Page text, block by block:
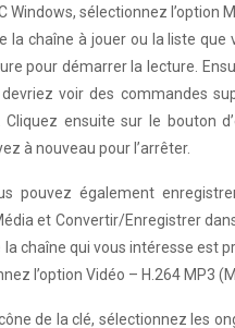
Windows, sélectionnez l’option
la chaîne à jouer ou la liste
pour démarrer la lecture.
voir des commandes
Cliquez ensuite sur le bouton
à nouveau pour l’arrêter.
pouvez également
et Convertir/Enregistrer
chaîne qui vous intéresse est
l’option Vidéo – H.264 MP3
de la clé, sélectionnez les